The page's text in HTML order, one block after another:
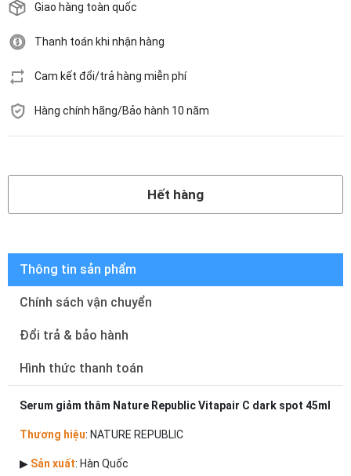
Giao hàng toàn quốc
Thanh toán khi nhận hàng
Cam kết đổi/trả hàng miễn phí
Hàng chính hãng/Bảo hành 10 năm
Hết hàng
Thông tin sản phẩm
Chính sách vận chuyển
Đổi trả & bảo hành
Hình thức thanh toán
Serum giảm thâm Nature Republic Vitapair C dark spot 45ml
Thương hiệu: NATURE REPUBLIC
▶ Sản xuất: Hàn Quốc